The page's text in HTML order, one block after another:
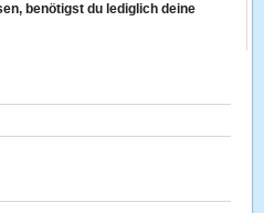
benötigst du lediglich deine